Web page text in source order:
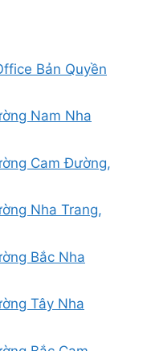
Bản Quyền
Nam Nha
Cam Đường,
Nha Trang,
Bắc Nha
Tây Nha